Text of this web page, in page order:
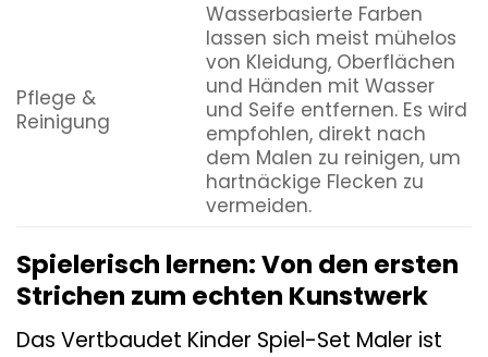
Pflege &
Reinigung
Wasserbasierte Farben
lassen sich meist mühelos
von Kleidung, Oberflächen
und Händen mit Wasser
und Seife entfernen. Es wird
empfohlen, direkt nach
dem Malen zu reinigen, um
hartnäckige Flecken zu
vermeiden.
Spielerisch lernen: Von den ersten
Strichen zum echten Kunstwerk
Das Vertbaudet Kinder Spiel-Set Maler ist